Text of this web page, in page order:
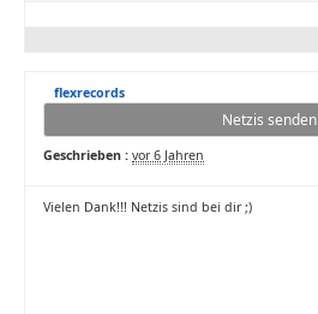
flexrecords
Netzis senden
Geschrieben : vor 6 Jahren
Vielen Dank!!! Netzis sind bei dir ;)